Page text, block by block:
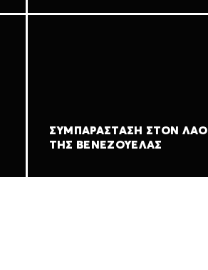
ΣΥΜΠΑΡΆΣΤΑΣΗ ΣΤΟΝ ΛΑΌ
ΤΗΣ ΒΕΝΕΖΟΥΈΛΑΣ